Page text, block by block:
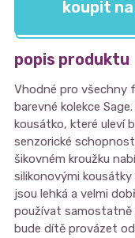
koupit
popis produktu
Vhodné pro všechny
barevné kolekce
kousátko, které uleví
senzorické
šikovném kroužku
silikonovými
jsou lehká a velmi
používat samostatně
bude dítě provázet